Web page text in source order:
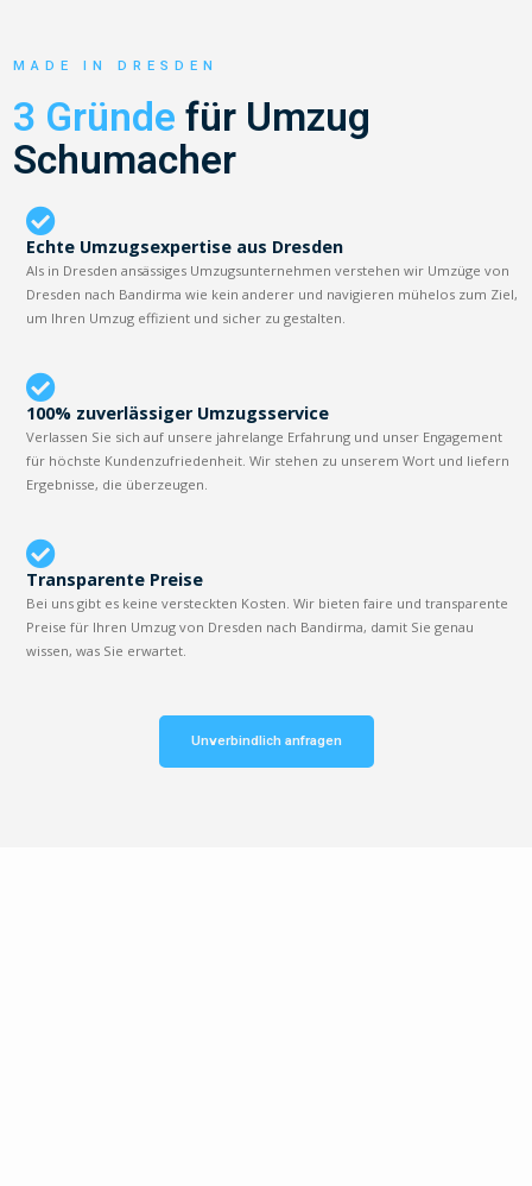
MADE IN DRESDEN
3 Gründe für Umzug
Schumacher
Echte Umzugsexpertise aus Dresden
Als in Dresden ansässiges Umzugsunternehmen verstehen wir Umzüge von
Dresden nach Bandirma wie kein anderer und navigieren mühelos zum Ziel,
um Ihren Umzug effizient und sicher zu gestalten.
100% zuverlässiger Umzugsservice
Verlassen Sie sich auf unsere jahrelange Erfahrung und unser Engagement
für höchste Kundenzufriedenheit. Wir stehen zu unserem Wort und liefern
Ergebnisse, die überzeugen.
Transparente Preise
Bei uns gibt es keine versteckten Kosten. Wir bieten faire und transparente
Preise für Ihren Umzug von Dresden nach Bandirma, damit Sie genau
wissen, was Sie erwartet.
Unverbindlich anfragen